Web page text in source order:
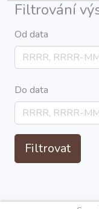
Filtrování
Od data
Do data
Filtrovat